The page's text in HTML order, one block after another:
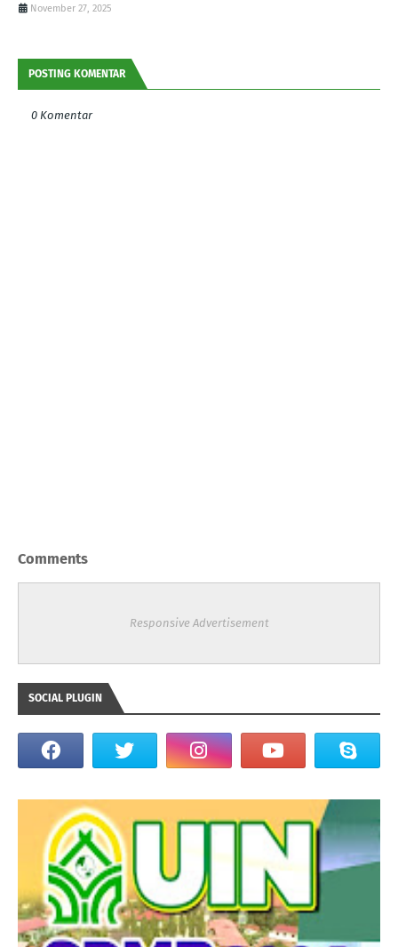
November 27, 2025
POSTING KOMENTAR
0 Komentar
Comments
Responsive Advertisement
SOCIAL PLUGIN